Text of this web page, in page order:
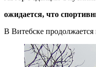
ожидается, что
В Витебске продолжается